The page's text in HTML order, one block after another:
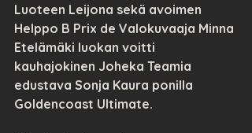
Luoteen Leijona sekä avoimen
Helppo B Prix de Valokuvaaja Minna
Etelämäki luokan voitti
kauhajokinen Joheka Teamia
edustava Sonja Kaura ponilla
Goldencoast Ultimate.